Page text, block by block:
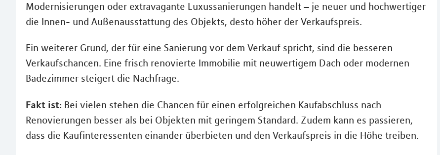
Modernisierungen oder extravagante Luxussanierungen handelt – je neuer und hochwertiger
die Innen- und Außenausstattung des Objekts, desto höher der Verkaufspreis.
Ein weiterer Grund, der für eine Sanierung vor dem Verkauf spricht, sind die besseren
Verkaufschancen. Eine frisch renovierte Immobilie mit neuwertigem Dach oder modernen
Badezimmer steigert die Nachfrage.
Fakt ist: Bei vielen stehen die Chancen für einen erfolgreichen Kaufabschluss nach
Renovierungen besser als bei Objekten mit geringem Standard. Zudem kann es passieren,
dass die Kaufinteressenten einander überbieten und den Verkaufspreis in die Höhe treiben.